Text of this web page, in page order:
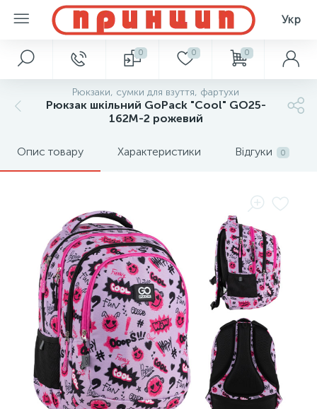
Укр
0 0 0
Рюкзаки, сумки для взуття, фартухи
Рюкзак шкільний GoPack "Cool" GO25-
162M-2 рожевий
Опис товару Характеристики Відгуки 0